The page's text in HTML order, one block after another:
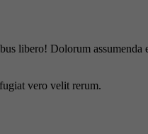
libero! Dolorum assumenda
vero velit rerum.